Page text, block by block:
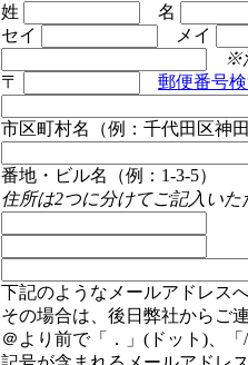
姓
名
セイ
メイ
※
〒 郵便番号
市区町村名（例：千代田区神田
番地・ビル名（例：1-3-5）
住所は2つに分けてご記入いた
下記のようなメールアドレス
その場合は、後日弊社からご
＠より前で「．」(ドット)、